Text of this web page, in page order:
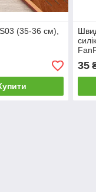
(35-36 см),
35